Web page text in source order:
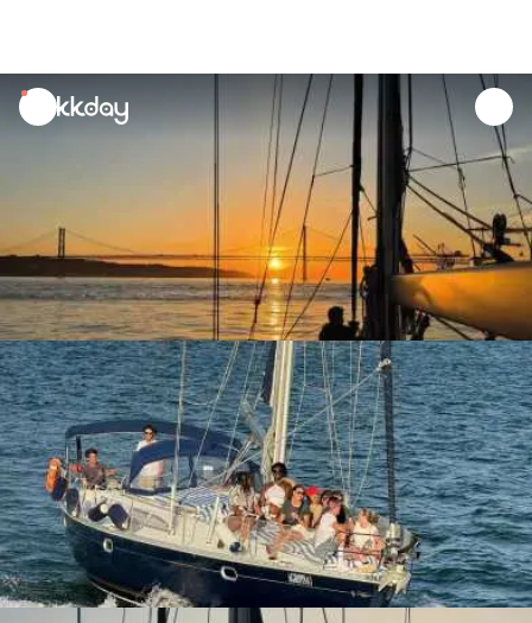
unread
notifications